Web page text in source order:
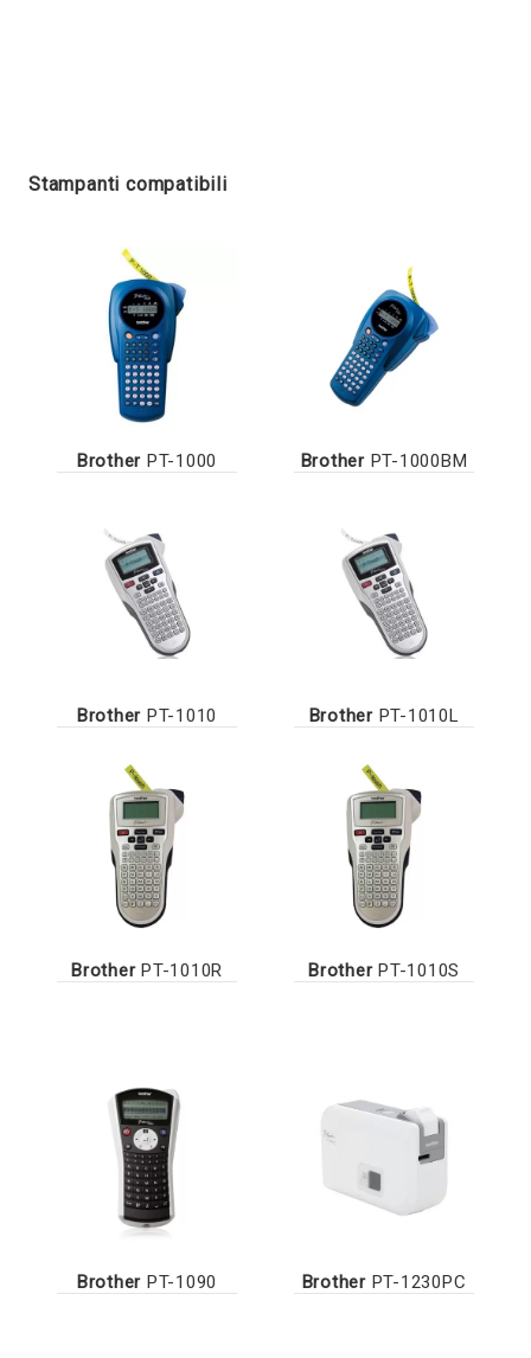
Stampanti compatibili
Brother PT-1000 BrotherPT-1000BM
Brother PT-1010 BrotherPT-1010L
BrotherPT-1010R BrotherPT-1010S
Brother PT-1090 BrotherPT-1230PC